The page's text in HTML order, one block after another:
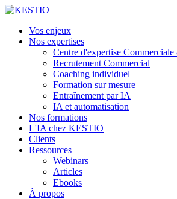
Vos enjeux
Nos expertises
Centre d'expertise
Recrutement Commercial
Coaching individuel
Formation sur mesure
Entraînement par IA
IA et automatisation
Nos formations
L'IA chez KESTIO
Clients
Ressources
Webinars
Articles
Ebooks
À propos